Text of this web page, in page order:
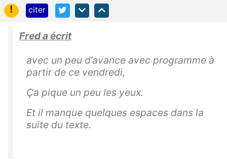
!
citer
Fred a écrit
avec un peu d’avance avec programme à
partir de ce vendredi,
Ça pique un peu les yeux.
Et il manque quelques espaces dans la
suite du texte.